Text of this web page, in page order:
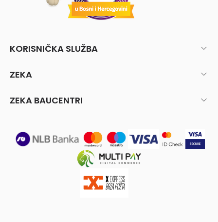
KORISNIČKA SLUŽBA
ZEKA
ZEKA BAUCENTRI